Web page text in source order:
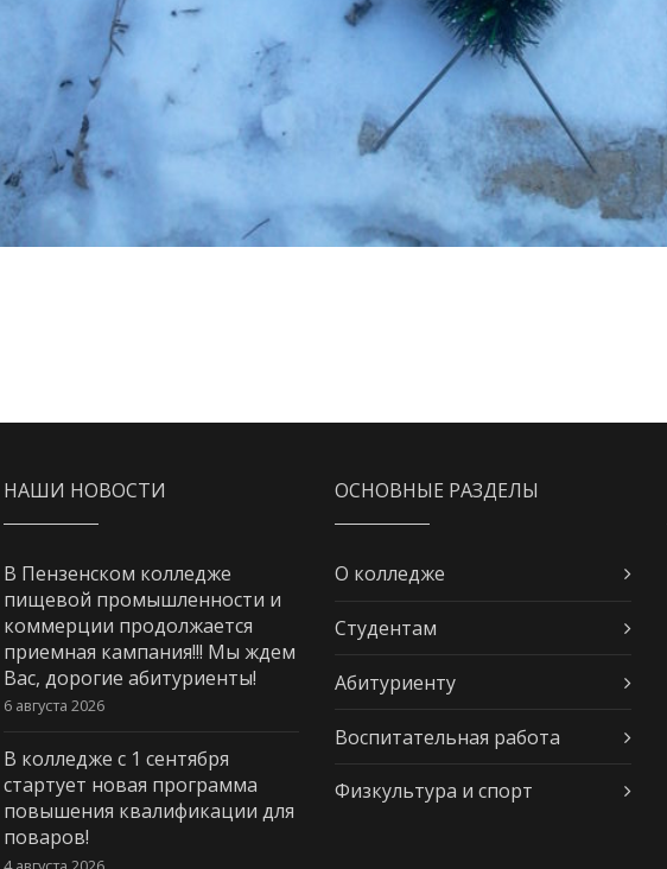
НАШИ НОВОСТИ
В Пензенском колледже
пищевой промышленности и
коммерции продолжается
приемная кампания!!! Мы ждем
Вас, дорогие абитуриенты!
6 августа 2026
В колледже с 1 сентября
стартует новая программа
повышения квалификации для
поваров!
ОСНОВНЫЕ РАЗДЕЛЫ
О колледже
Студентам
Абитуриенту
Воспитательная работа
Физкультура и спорт